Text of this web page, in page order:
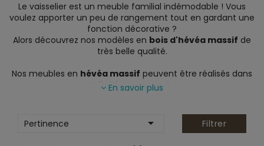
Le vaisselier est un meuble familial indémodable ! Vous
voulez apporter un peu de rangement tout en gardant une
fonction décorative ?
Alors découvrez nos modèles en bois d'hévéa massif de
très belle qualité.
Nos meubles en hévéa massif peuvent être réalisés dans
10 finitions au choix
En savoir plus
Pertinence  Filtrer